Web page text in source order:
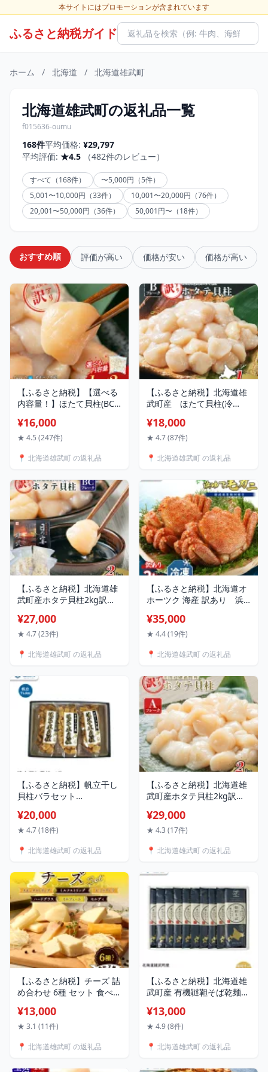
本サイトにはプロモーションが含まれています
ふるさと納税ガイド
ホーム / 北海道 / 北海道雄武町
北海道雄武町の返礼品一覧
f015636-oumu
168件平均価格: ¥29,797
平均評価: ★4.5 （482件のレビュー）
すべて（168件）
〜5,000円（5件）
5,001〜10,000円（33件）
10,001〜20,000円（76件）
20,001〜50,000円（36件）
50,001円〜（18件）
おすすめ順 評価が高い 価格が安い 価格が高い
【ふるさと納税】【選べる
内容量！】ほたて貝柱(BC
¥16,000
★ 4.5 (247件)
📍 北海道雄武町 の返礼品
【ふるさと納税】北海道雄
武町産 ほたて貝柱(冷
品] ｜ ほたて 帆立 ホタテ
ホタテ貝柱 貝柱 刺身 Bフ
ホタテ 訳あり品 冷凍 ふる
武【1235602】
¥18,000
★ 4.7 (87件)
📍 北海道雄武町 の返礼品
【ふるさと納税】北海道雄
武町産ホタテ貝柱2kg訳ア
（500g×4）【1235203】
¥27,000
★ 4.7 (23件)
📍 北海道雄武町 の返礼品
【ふるさと納税】北海道オ
ホーツク 海産 訳あり 浜
毛蟹 毛ガニ 毛がに 蟹 か
に カニ 2kg オホーツク産
税 雄武 海産 海鮮 訳あり 浜
¥35,000
★ 4.4 (19件)
📍 北海道雄武町 の返礼品
【ふるさと納税】帆立干し
貝柱バラセット
ふるさと納税 北海道 オホ
ーツク産 取り寄せ おつま
【0311702】
¥20,000
★ 4.7 (18件)
📍 北海道雄武町 の返礼品
【ふるさと納税】北海道雄
武町産ホタテ貝柱2kg訳ア
（500g×4）【1235303】
¥29,000
★ 4.3 (17件)
📍 北海道雄武町 の返礼品
【ふるさと納税】チーズ 詰
め合わせ 6種 セット 食べ比
ング 70g×2 スモークスト
リング 70g イルフューム
ドグラス 25g モルディ25g
¥13,000
★ 3.1 (11件)
📍 北海道雄武町 の返礼品
【ふるさと納税】北海道雄
武町産 有機韃靼そば乾麺
200g×10束 そば 2kg 計10
束 有機JAS認証 農薬不使用
韃靼 ダッタンそば 細麺 ル
¥13,000
★ 4.9 (8件)
📍 北海道雄武町 の返礼品